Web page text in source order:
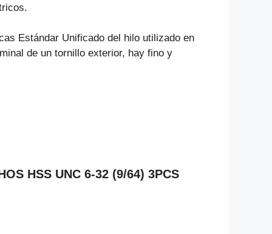
Estándar Unificado del hilo utilizado en
de un tornillo exterior, hay fino y
HSS UNC 6-32 (9/64) 3PCS